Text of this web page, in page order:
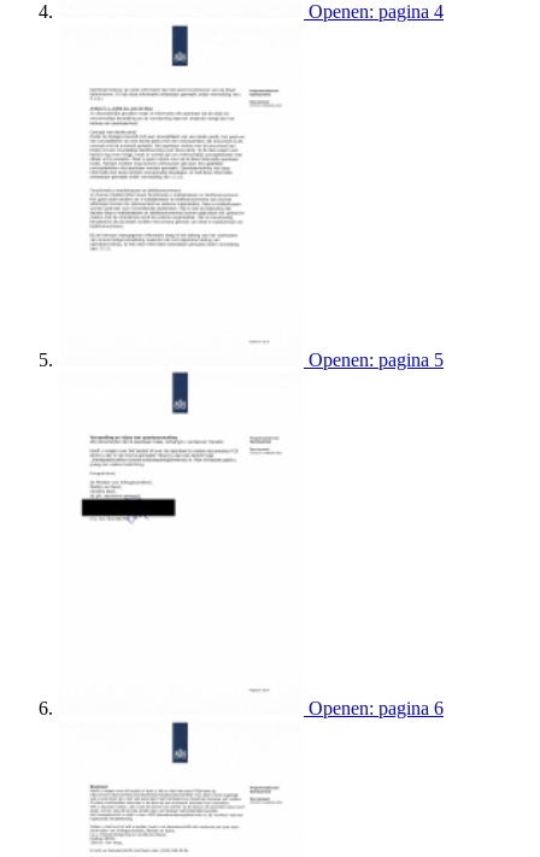
Openen: pagina 4
Openen: pagina 5
Openen: pagina 6